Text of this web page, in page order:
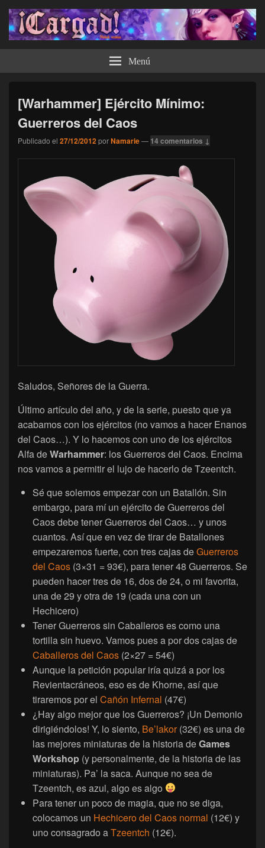
¡Cargad! Menú
[Warhammer] Ejército Mínimo:
Guerreros del Caos
Publicado el 27/12/2012porNamarie— 14 comentarios ↓
Saludos, Señores de la Guerra.
Último artículo del año, y de la serie, puesto que ya
acabamos con los ejércitos (no vamos a hacer Enanos
del Caos…). Y lo hacemos con uno de los ejércitos
Alfa deWarhammer: los Guerreros del Caos. Encima
nos vamos a permitir el lujo de hacerlo de Tzeentch.
Sé que solemos empezar con un Batallón. Sin
embargo, para mí un ejército de Guerreros del
Caos debe tener Guerreros del Caos… y unos
cuantos. Así que en vez de tirar de Batallones
empezaremos fuerte, con tres cajas deGuerreros
del Caos (3×31 = 93€), para tener 48 Guerreros. Se
pueden hacer tres de 16, dos de 24, o mi favorita,
una de 29 y otra de 19 (cada una con un
Hechicero)
Tener Guerreros sin Caballeros es como una
tortilla sin huevo. Vamos pues a por dos cajas de
Caballeros del Caos (2×27 = 54€)
Aunque la petición popular iría quizá a por los
Revientacráneos, eso es de Khorne, así que
tiraremos por el Cañón Infernal (47€)
¿Hay algo mejor que los Guerreros? ¡Un Demonio
dirigiéndolos! Y, lo siento, Be’lakor(32€) es una de
las mejores miniaturas de la historia deGames
Workshop (y personalmente, de la historia de las
miniaturas). Pa’ la saca. Aunque no sea de
Tzeentch, es azul, algo es algo
Para tener un poco de magia, que no se diga,
colocamos un Hechicero del Caos normal (12€) y
uno consagrado aTzeentch (12€).